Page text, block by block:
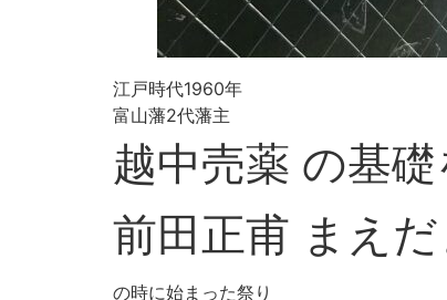
江戸時代1960年
富山藩2代藩主
越中売薬 の基
前田正甫 まえ
の時に始まった祭り